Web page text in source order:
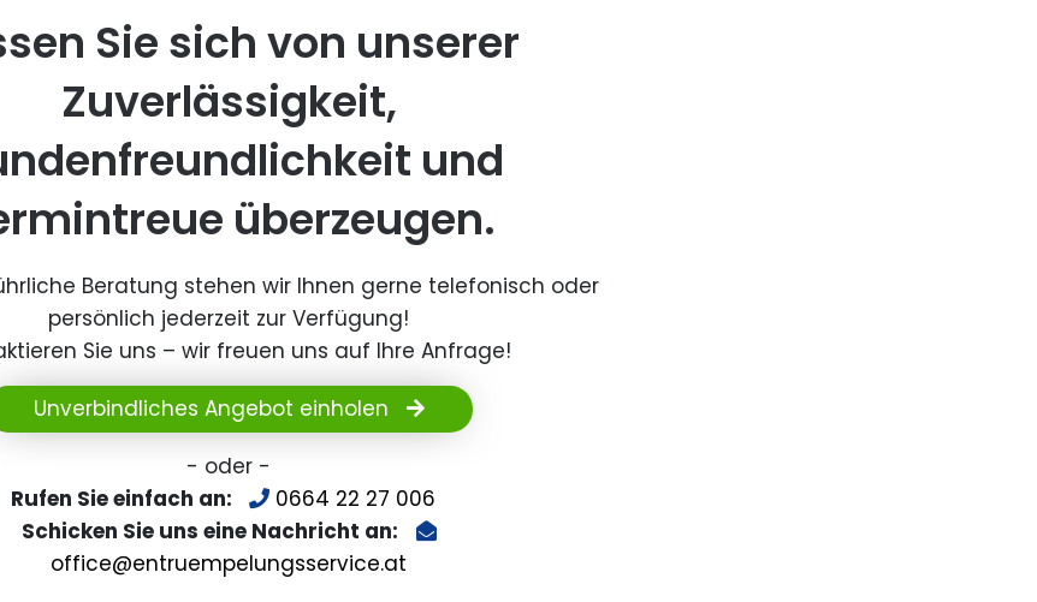
Sie sich von unserer
Zuverlässigkeit,
und
überzeugen.
Beratung stehen wir Ihnen gerne telefonisch oder
persönlich jederzeit zur Verfügung!
Sie uns – wir freuen uns auf Ihre Anfrage!
Unverbindliches Angebot einholen
- oder -
Rufen Sie einfach an:
0664 22 27 006
Schicken Sie uns eine Nachricht an:
office@entruempelungsservice.at